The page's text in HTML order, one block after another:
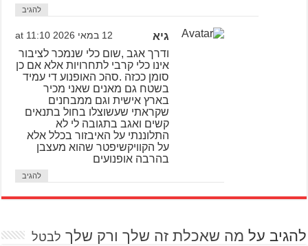
להגיב
גיא 12 במאי 2026 at 11:10
ודרך אגב ,שום כלי שנמכר לציבור
אינו כלי קרבי לתחרויות אלא אם כן
סומן ככזה .סהכ האופנוע די עמיד
בשטח גם מאנים שאני מכיר
בארץ אישית וגם ממבחנים
שקראתי שעשוצלו בחול בתנאים
קשים ואגב בתגובה לי לא
התלוננתי על האיבזור בכלל אלא
על הקוויקשיפטר שהוא מעצבן
בהרבה אופנועים
להגיב
להגיב על מה שאכלת זה שלך ורק שלך לבטל